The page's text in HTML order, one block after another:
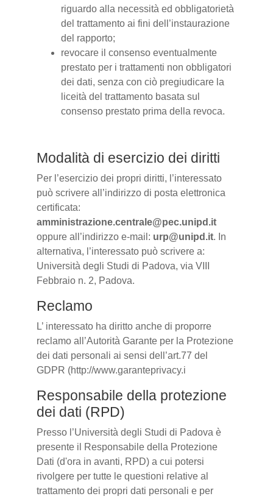
riguardo alla necessità ed obbligatorietà
del trattamento ai fini dell’instaurazione
del rapporto;
revocare il consenso eventualmente
prestato per i trattamenti non obbligatori
dei dati, senza con ciò pregiudicare la
liceità del trattamento basata sul
consenso prestato prima della revoca.
Modalità di esercizio dei diritti
Per l’esercizio dei propri diritti, l’interessato
può scrivere all’indirizzo di posta elettronica
certificata:
amministrazione.centrale@pec.unipd.it
oppure all’indirizzo e-mail: urp@unipd.it. In
alternativa, l’interessato può scrivere a:
Università degli Studi di Padova, via VIII
Febbraio n. 2, Padova.
Reclamo
L’ interessato ha diritto anche di proporre
reclamo all’Autorità Garante per la Protezione
dei dati personali ai sensi dell’art.77 del
GDPR (http://www.garanteprivacy.i
Responsabile della protezione
dei dati (RPD)
Presso l’Università degli Studi di Padova è
presente il Responsabile della Protezione
Dati (d'ora in avanti, RPD) a cui potersi
rivolgere per tutte le questioni relative al
trattamento dei propri dati personali e per